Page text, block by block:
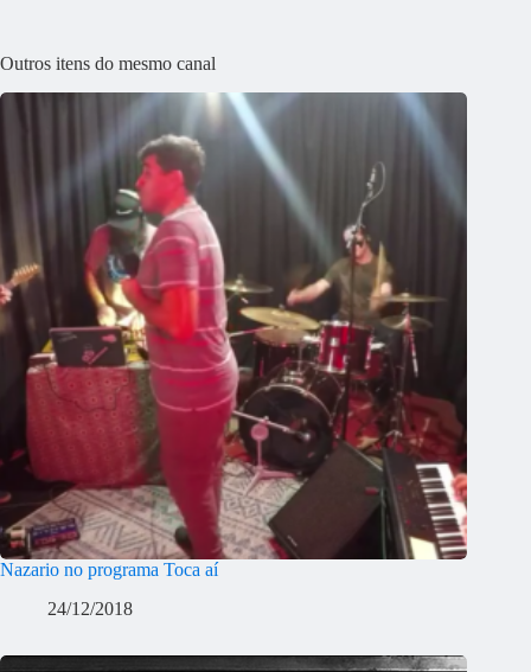
Outros itens do mesmo canal
Nazario no programa Toca aí
24/12/2018